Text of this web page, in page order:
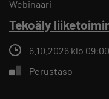
Webinaari
Tekoäly
6.10.2026 klo
Perustaso